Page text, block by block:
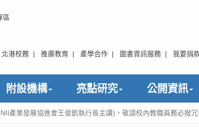
區
北港校務 推廣教育 產學合作 圖書資訊服務 我要捐
附設機構 亮點研究 公開資訊
產業發展協進會王俊凱執行長主講)，敬請校內教職員務必撥